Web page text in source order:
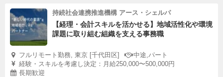
持続社会連携推進機構 アース・シェルパ
【経理・会計スキルを活かせる】地域活性化や環境
課題に取り組む組織を支える事務職
フルリモート勤務, 東京 [千代田区]
中途,パート
経験・スキルを考慮し決定：月給250,000〜500,000円
長期歓迎